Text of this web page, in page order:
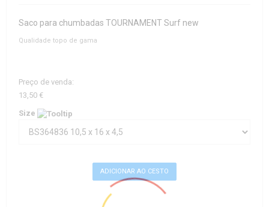
Saco para chumbadas TOURNAMENT Surf new
Qualidade topo de gama
Preço de venda:
13,50 €
Size